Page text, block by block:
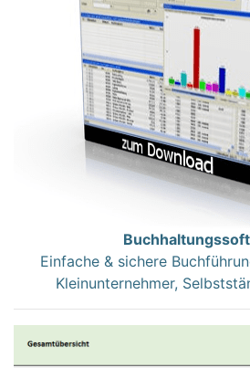
Einfache & sichere
Kleinunternehmer,